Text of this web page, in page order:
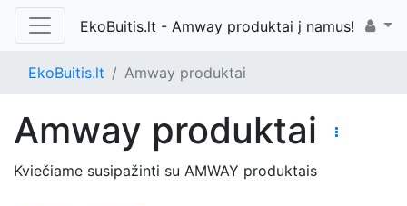
EkoBuitis.lt - Amway produktai į namus!
EkoBuitis.lt Amway produktai
Amway produktai
Kviečiame susipažinti su AMWAY produktais